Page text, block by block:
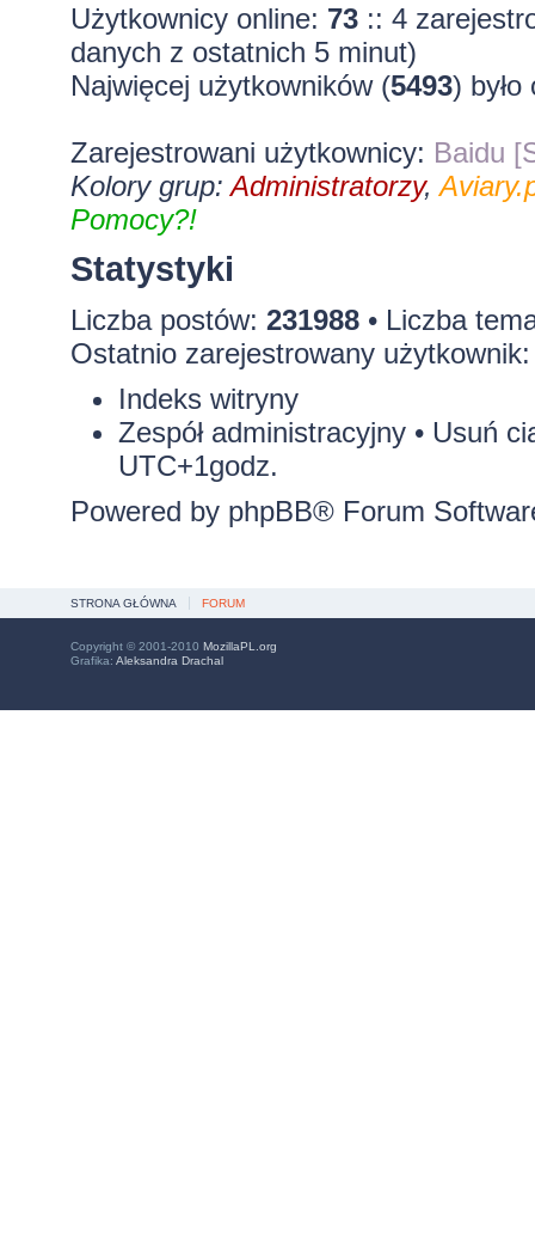
Użytkownicy online: 73:: 4
danych z ostatnich 5 minut)
Najwięcej użytkowników (5493)
Zarejestrowani użytkownicy: Baidu
Kolory grup:Administratorzy,
Pomocy?!
Statystyki
Liczba postów: 231988• Liczba
Ostatnio zarejestrowany
Indeks witryny
Zespół administracyjny• Usuń
UTC+1godz.
Powered by phpBB® Forum
STRONA GŁÓWNA FORUM
Copyright © 2001-2010 MozillaPL.org
Grafika: Aleksandra Drachal